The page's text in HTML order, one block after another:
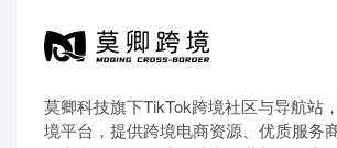
莫卿科技旗下TikTok跨境社区与导航站
境平台，提供跨境电商资源、优质服务